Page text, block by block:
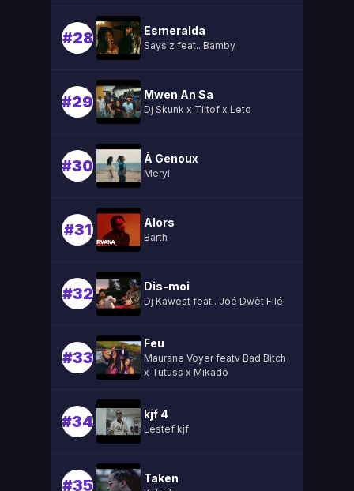
#28 Esmeralda
Says'z feat.. Bamby
#29 Mwen An Sa
Dj Skunk x Tiitof x Leto
#30 À Genoux
Meryl
#31 Alors
Barth
#32 Dis-moi
Dj Kawest feat.. Joé Dwèt Filé
#33
Feu
Maurane Voyer featv Bad Bitch
x Tutuss x Mikado
#34 kjf 4
Lestef kjf
#35 Taken